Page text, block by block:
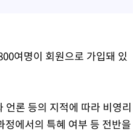
여명이 회원으로 가입돼 있
론 등의 지적에 따라 비영리
에서의 특혜 여부 등 전반을